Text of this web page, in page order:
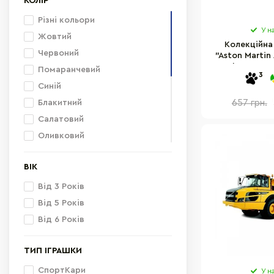
Різні кольори
Жовтий
Червоний
Помаранчевий
Синій
Блакитний
Салатовий
Оливковий
Білий
Фіолетовий
Чорний
Сірий
Бірюзовий
ВІК
Від 3 Років
Від 5 Років
Від 6 Років
ТИП ІГРАШКИ
СпортКари
У
"Aston Martin
3
657 грн.
У